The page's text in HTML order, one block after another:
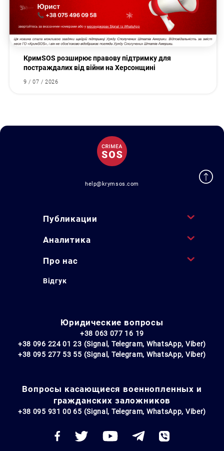
КримSOS розширює правову підтримку для
постраждалих від війни на Херсонщині
9 / 07 / 2026
help@krymsos.com
Публикации
Аналитика
Про нас
Відгук
Юридические вопросы
+38 063 077 16 19
+38 096 224 01 23 (Signal, Telegram, WhatsApp, Viber)
+38 095 277 53 55 (Signal, Telegram, WhatsApp, Viber)
Вопросы касающиеся военнопленных и
гражданских заложников
+38 095 931 00 65 (Signal, Telegram, WhatsApp, Viber)